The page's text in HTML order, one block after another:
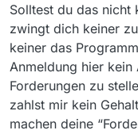
Solltest du das nicht
zwingt dich keiner
keiner das
Anmeldung hier
Forderungen zu
zahlst mir kein
machen deine